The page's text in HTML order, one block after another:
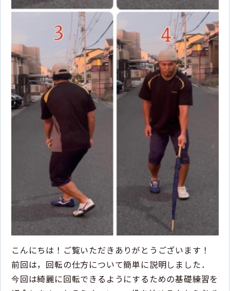
こんにちは！ご覧いただきありがとうございます！
前回は，回転の仕方について簡単に説明しました．
今回は綺麗に回転できるようにするための基礎練習を